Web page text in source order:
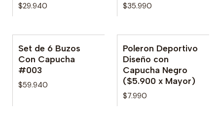
$29.940 $35.990
Set de 6 Buzos
Con Capucha
#003
$59.940
Poleron Deportivo
Diseño con
Capucha Negro
($5.900 x Mayor)
$7.990